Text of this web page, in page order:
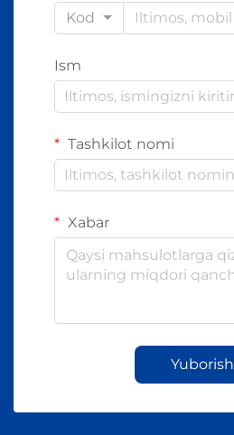
Kod
Ism
Tashkilot nomi
Xabar
Yuborish